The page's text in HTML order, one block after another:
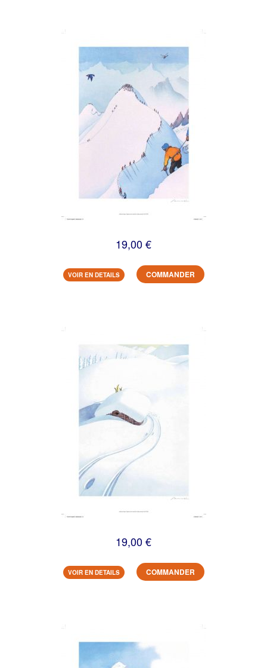
19,00 €
VOIR EN DETAILS COMMANDER
19,00 €
VOIR EN DETAILS COMMANDER